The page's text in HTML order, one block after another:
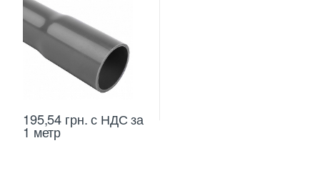
195,54 грн.с НДС за
1 метр